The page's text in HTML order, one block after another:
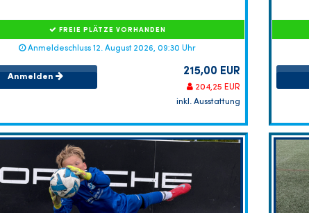
FREIE PLÄTZE VORHANDEN
Anmeldeschluss 12. August 2026, 09:30 Uhr
Anmelden 215,00 EUR
204,25 EUR
inkl. Ausstattung